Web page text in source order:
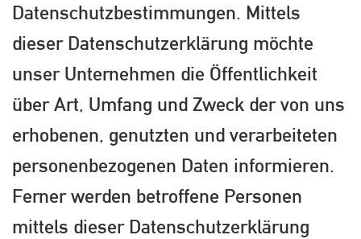
Datenschutzbestimmungen. Mittels
dieser Datenschutzerklärung möchte
unser Unternehmen die Öffentlichkeit
über Art, Umfang und Zweck der von uns
erhobenen, genutzten und verarbeiteten
personenbezogenen Daten informieren.
Ferner werden betroffene Personen
mittels dieser Datenschutzerklärung